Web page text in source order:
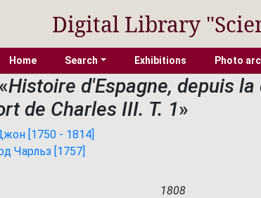
Digital Library
Home Search Exhibitions Photo
Histoire d'Espagne, depuis
de Charles III. T. 1»
[1750 - 1814]
Чарльз [1757]
1808